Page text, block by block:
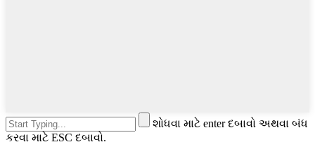
શોધવા માટે enter દબાવો અથવા બંધ
કરવા માટે ESC દબાવો.